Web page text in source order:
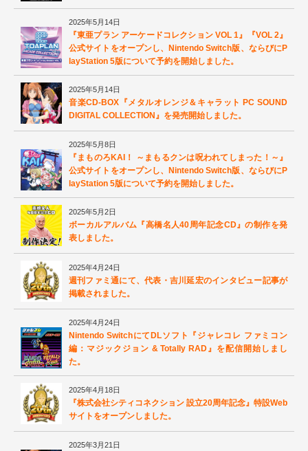
2025年5月14日
『東亜プラン アーケードコレクション VOL 1』『VOL 2』
公式サイトをオープンし、Nintendo Switch版、ならびにP
layStation 5版について予約を開始しました。
2025年5月14日
音楽CD-BOX『メタルオレンジ＆キャラット PC SOUND
DIGITAL COLLECTION』を発売開始しました。
2025年5月8日
『まものろKAI！ ～まもるクンは呪われてしまった！～』
公式サイトをオープンし、Nintendo Switch版、ならびにP
layStation 5版について予約を開始しました。
2025年5月2日
ボーカルアルバム『高橋名人40周年記念CD』の制作を発
表しました。
2025年4月24日
週刊ファミ通にて、代表・吉川延宏のインタビュー記事が
掲載されました。
2025年4月24日
Nintendo SwitchにてDLソフト『ジャレコレ ファミコン
編：マジックジョン & Totally RAD』を配信開始しまし
た。
2025年4月18日
『株式会社シティコネクション 設立20周年記念』特設Web
サイトをオープンしました。
2025年3月21日